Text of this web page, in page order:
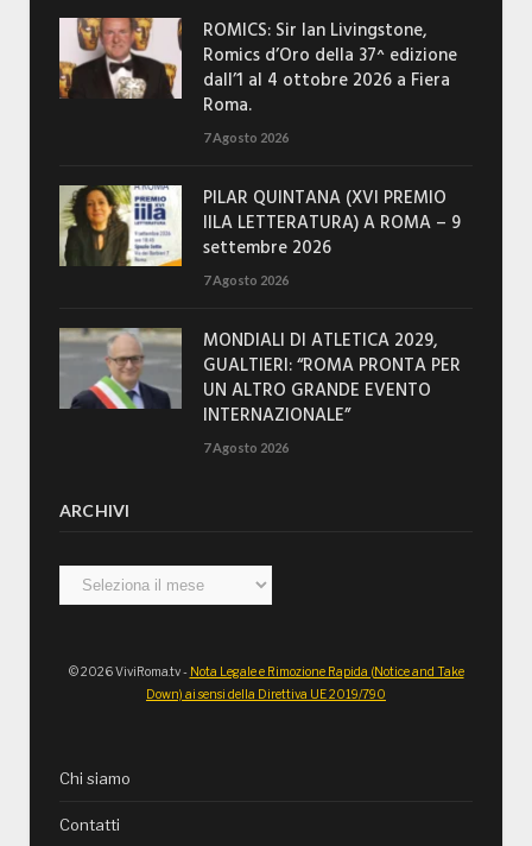
ROMICS: Sir Ian Livingstone,
Romics d’Oro della 37^ edizione
dall’1 al 4 ottobre 2026 a Fiera
Roma.
7 Agosto 2026
PILAR QUINTANA (XVI PREMIO
IILA LETTERATURA) A ROMA – 9
settembre 2026
7 Agosto 2026
MONDIALI DI ATLETICA 2029,
GUALTIERI: “ROMA PRONTA PER
UN ALTRO GRANDE EVENTO
INTERNAZIONALE”
7 Agosto 2026
ARCHIVI
Archivi
© 2026 ViviRoma.tv - Nota Legale e Rimozione Rapida (Notice and Take
Down) ai sensi della Direttiva UE 2019/790
Chi siamo
Contatti